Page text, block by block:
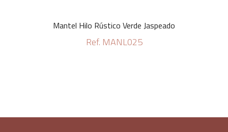
Mantel Hilo Rústico Verde Jaspeado
Ref. MANL025